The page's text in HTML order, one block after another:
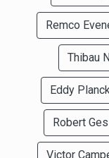
Remco
Thibau
Eddy
Robert
Victor